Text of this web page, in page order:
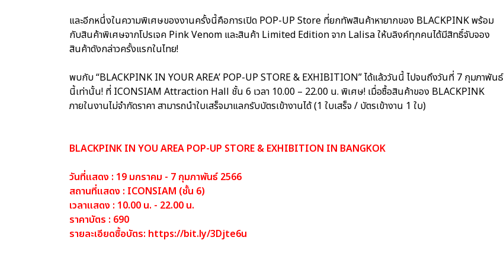
และอีกหนึ่งในความพิเศษของงานครั้งนี้คือการเปิด POP-UP Store ที่ยกทัพสินค้าหายากของ BLACKPINK พร้อม
กับสินค้าพิเศษจากโปรเจค Pink Venom และสินค้า Limited Edition จาก Lalisa ให้บลิงค์ทุกคนได้มีสิทธิ์จับจอง
สินค้าดังกล่าวครั้งแรกในไทย!
พบกับ “BLACKPINK IN YOUR AREA’ POP-UP STORE & EXHIBITION” ได้แล้ววันนี้ ไปจนถึงวันที่ 7 กุมภาพันธ์
นี้เท่านั้น! ที่ ICONSIAM Attraction Hall ชั้น 6 เวลา 10.00 – 22.00 น. พิเศษ! เมื่อซื้อสินค้าของ BLACKPINK
ภายในงานไม่จำกัดราคา สามารถนำใบเสร็จมาแลกรับบัตรเข้างานได้ (1 ใบเสร็จ / บัตรเข้างาน 1 ใบ)
BLACKPINK IN YOU AREA POP-UP STORE & EXHIBITION IN BANGKOK
วันที่แสดง : 19 มกราคม - 7 กุมภาพันธ์ 2566
สถานที่แสดง : ICONSIAM (ชั้น 6)
เวลาแสดง : 10.00 น. - 22.00 น.
ราคาบัตร : 690
รายละเอียดซื้อบัตร: https://bit.ly/3Djte6u